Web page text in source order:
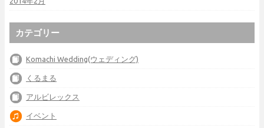
カテゴリー
Komachi Wedding(ウェディング)
くるまる
アルビレックス
イベント